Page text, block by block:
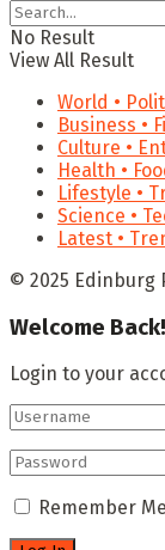
No Result
View All Result
World •
Business •
Culture •
Health •
Lifestyle •
Science •
Latest •
© 2025 Edinburg
Welcome Back!
Login to your
Remember Me